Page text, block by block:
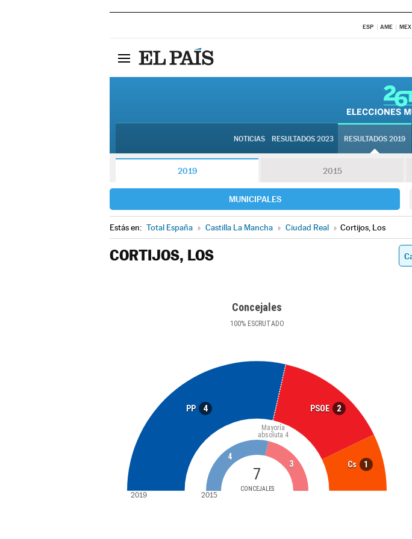
ESP AME MEX
NOTICIAS RESULTADOS 2023 RESULTADOS 2019
2019 2015
MUNICIPALES
Estás en: Total España » Castilla La Mancha » Ciudad Real » Cortijos, Los
CORTIJOS, LOS
Concejales
100%ESCRUTADO
PP 4 PSOE 2
Cs 1
7
CONCEJALES
Mayoría
absoluta 4
4
3
2019 2015